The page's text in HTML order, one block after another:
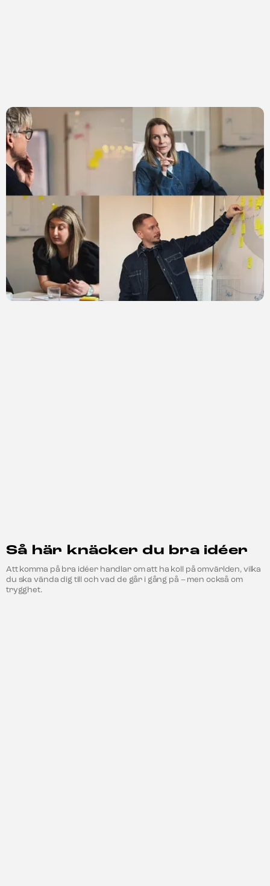
Så här knäcker du bra idéer
Att komma på bra idéer handlar om att ha koll på omvärlden, vilka
du ska vända dig till och vad de går i gång på – men också om
trygghet.